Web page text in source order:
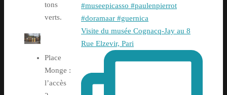
tons
verts.
Place
Monge :
l’accès
Visite du musée Cognacq-Jay au 8
Rue Elzevir, Pari